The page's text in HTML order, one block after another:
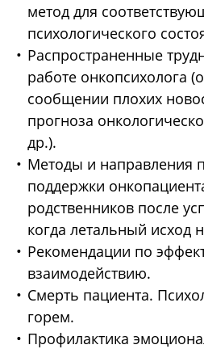
метод для
психологического
Распространенные
работе онкопсихолога
сообщении плохих
прогноза
др.).
Методы и направления
поддержки
родственников после
когда летальный исход
Рекомендации по
взаимодействию.
Смерть пациента.
горем.
Профилактика